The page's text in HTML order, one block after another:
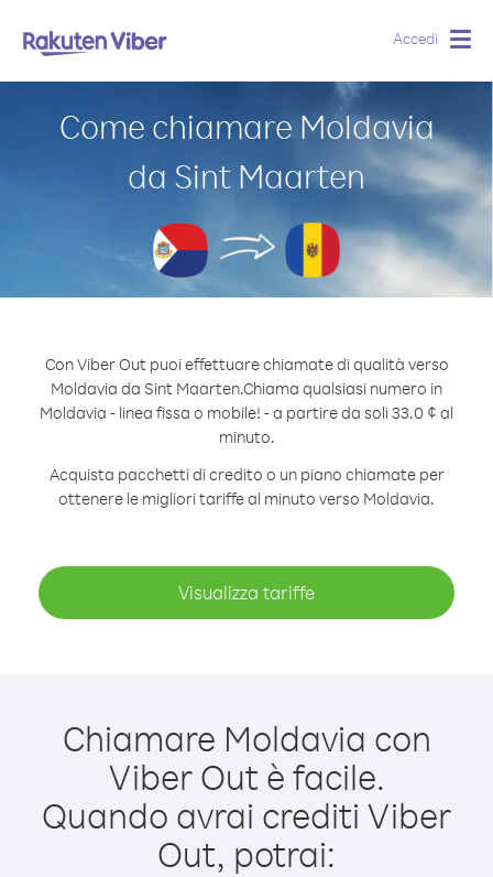
Accedi
Come chiamare Moldavia
da Sint Maarten
Con Viber Out puoi effettuare chiamate di qualità verso
Moldavia da Sint Maarten.Chiama qualsiasi numero in
Moldavia - linea fissa o mobile! - a partire da soli 33.0 ¢ al
minuto.
Acquista pacchetti di credito o un piano chiamate per
ottenere le migliori tariffe al minuto verso Moldavia.
Visualizza tariffe
Chiamare Moldavia con
Viber Out è facile.
Quando avrai crediti Viber
Out, potrai: